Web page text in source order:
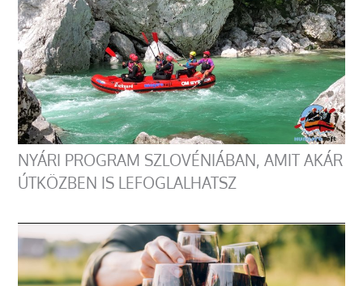
NYÁRI PROGRAM SZLOVÉNIÁBAN, AMIT AKÁR
ÚTKÖZBEN IS LEFOGLALHATSZ